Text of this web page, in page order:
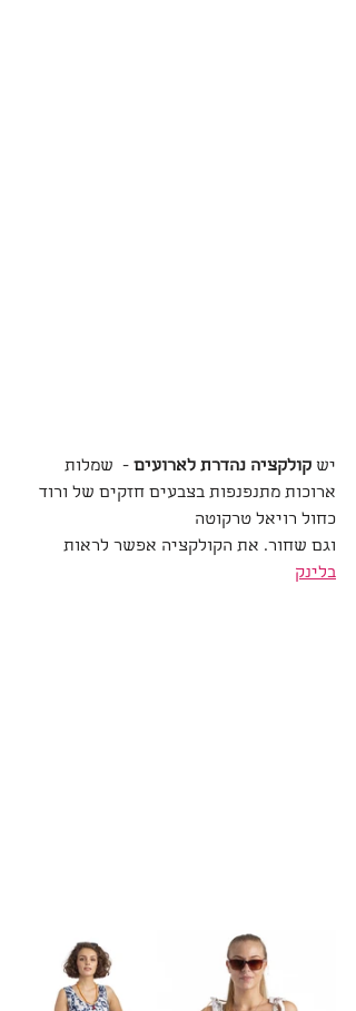
יש קולקציה נהדרת לארועים -  שמלות
ארוכות מתנפנפות בצבעים חזקים של ורוד
כחול רויאל טרקוטה
וגם שחור. את הקולקציה אפשר לראות
בלינק